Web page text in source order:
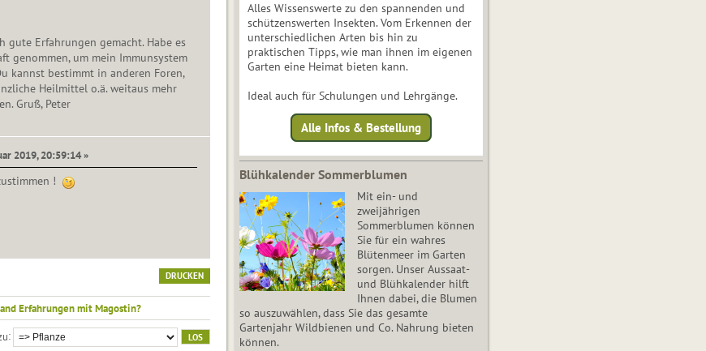
gute Erfahrungen gemacht. Habe es
genommen, um mein Immunsystem
kannst bestimmt in anderen Foren,
Heilmittel o.ä. weitaus mehr
Gruß, Peter
2019, 20:59:14 »
!
DRUCKEN
Erfahrungen mit Magostin?
Alles Wissenswerte zu den spannenden und
schützenswerten Insekten. Vom Erkennen der
unterschiedlichen Arten bis hin zu
praktischen Tipps, wie man ihnen im eigenen
Garten eine Heimat bieten kann.
Ideal auch für Schulungen und Lehrgänge.
Alle Infos & Bestellung
Blühkalender Sommerblumen
Mit ein- und
zweijährigen
Sommerblumen können
Sie für ein wahres
Blütenmeer im Garten
sorgen. Unser Aussaat-
und Blühkalender hilft
Ihnen dabei, die Blumen
so auszuwählen, dass Sie das gesamte
Gartenjahr Wildbienen und Co. Nahrung bieten
können.